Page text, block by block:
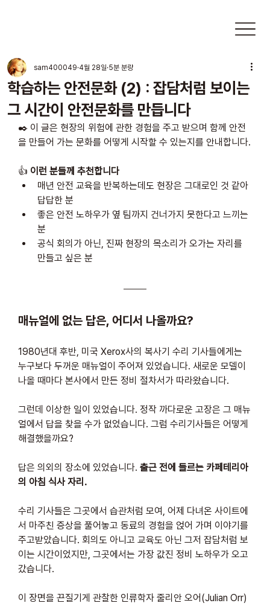
학습하는 안전문화 (2) : 잡담처럼 보이는
그 시간이 안전문화를 만듭니다
sam400049 4월 28일 5분 분량
✒️ 이 글은 현장의 위험에 관한 경험을 주고 받으며 함께 안전
을 만들어 가는 문화를 어떻게 시작할 수 있는지를 안내합니다.
👍 이런 분들께 추천합니다
매년 안전 교육을 반복하는데도 현장은 그대로인 것 같아
답답한 분
좋은 안전 노하우가 옆 팀까지 건너가지 못한다고 느끼는
분
공식 회의가 아닌, 진짜 현장의 목소리가 오가는 자리를
만들고 싶은 분
매뉴얼에 없는 답은, 어디서 나올까요?
1980년대 후반, 미국 Xerox사의 복사기 수리 기사들에게는
누구보다 두꺼운 매뉴얼이 주어져 있었습니다. 새로운 모델이
나올 때마다 본사에서 만든 정비 절차서가 따라왔습니다.
그런데 이상한 일이 있었습니다. 정작 까다로운 고장은 그 매뉴
얼에서 답을 찾을 수가 없었습니다. 그럼 수리기사들은 어떻게
해결했을까요?
답은 의외의 장소에 있었습니다. 출근 전에 들르는 카페테리아
의 아침 식사 자리.
수리 기사들은 그곳에서 습관처럼 모여, 어제 다녀온 사이트에
서 마주친 증상을 풀어놓고 동료의 경험을 얹어 가며 이야기를
주고받았습니다. 회의도 아니고 교육도 아닌 그저 잡담처럼 보
이는 시간이었지만, 그곳에서는 가장 값진 정비 노하우가 오고
갔습니다.
이 장면을 끈질기게 관찰한 인류학자 줄리안 오어(Julian Orr)